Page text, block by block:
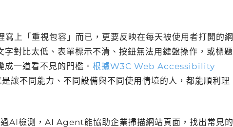
上「重視包容」而已，更要反映在每天被使用者打開的網
對比太低、表單標示不清、按鈕無法用鍵盤操作，或標題
成一道看不見的門檻。根據W3C Web Accessibility
讓不同能力、不同設備與不同使用情境的人，都能順利理
AI檢測，AI Agent能協助企業掃描網站頁面，找出常見的